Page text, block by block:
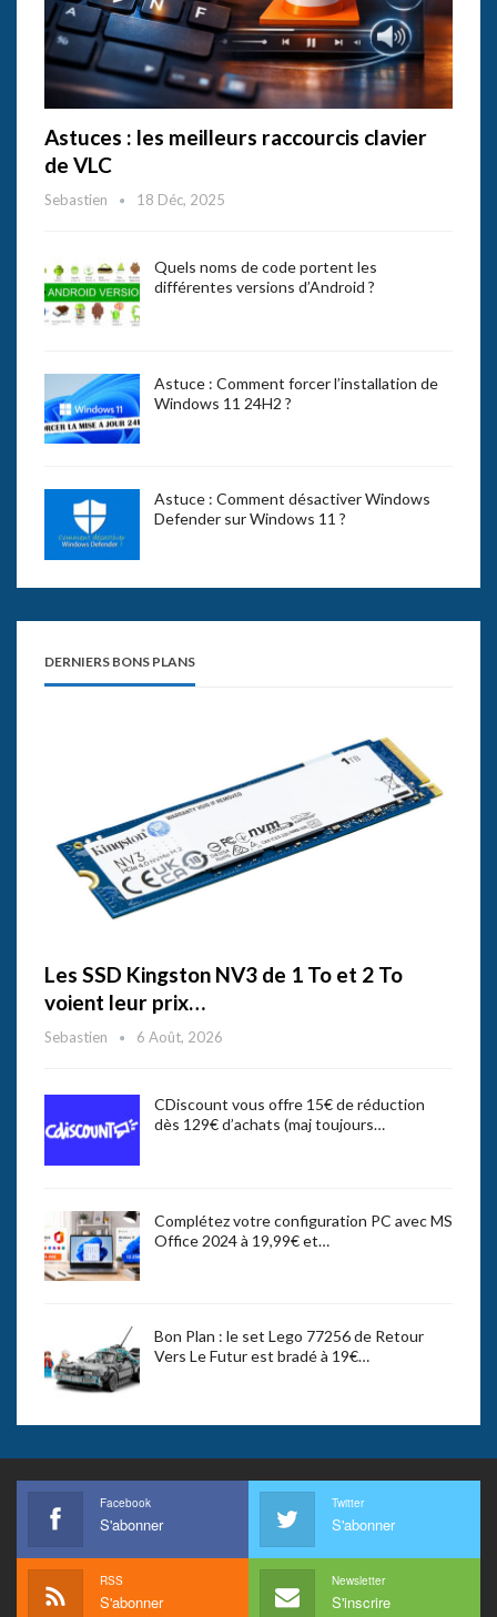
Astuces : les meilleurs raccourcis clavier
de VLC
Sebastien 18 Déc, 2025
Quels noms de code portent les
différentes versions d’Android ?
Astuce : Comment forcer l’installation de
Windows 11 24H2 ?
Astuce : Comment désactiver Windows
Defender sur Windows 11 ?
DERNIERS BONS PLANS
Les SSD Kingston NV3 de 1 To et 2 To
voient leur prix…
Sebastien 6 Août, 2026
CDiscount vous offre 15€ de réduction
dès 129€ d’achats (maj toujours…
Complétez votre configuration PC avec MS
Office 2024 à 19,99€ et…
Bon Plan : le set Lego 77256 de Retour
Vers Le Futur est bradé à 19€…
Facebook
S'abonner
Twitter
S'abonner
RSS
S'abonner
Newsletter
S'inscrire